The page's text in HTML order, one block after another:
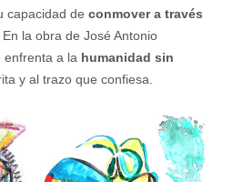
capacidad de conmover a través
En la obra de José Antonio
enfrenta a la humanidad sin
y al trazo que confiesa.